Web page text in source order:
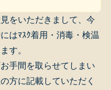
をいただきまして、今
はﾏｽｸ着用・消毒・検温
す。
手間を取らせてしまい
方に記載していただく